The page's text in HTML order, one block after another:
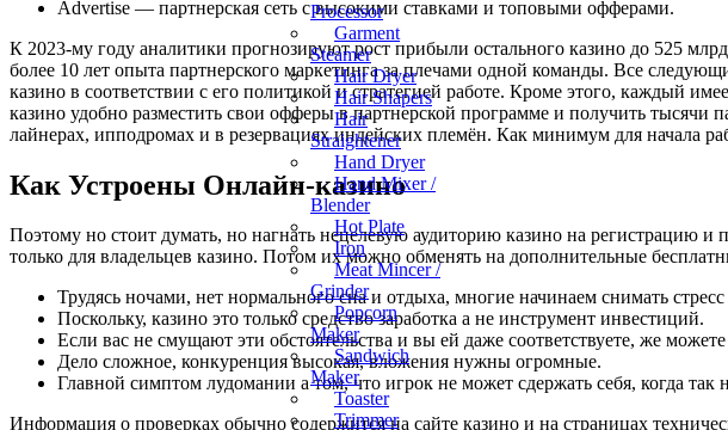
Processor
Garment
Steamer
Hair Dryer
Hair Shapers
Hair
Straightener
Hand Dryer
Hand Mixer /
Blender
Hot Plate
Iron
Meat Mincer /
Grinder
Popcorn
Maker
Sandwich
Maker
Toaster
Trimmer
Advertise — партнерская сеть с высокими ставками и топовыми офферами.
К 2023-му году аналитики прогнозируют рост прибыли остального казино до 525
более 10 лет опыта партнерского маркетинга за плечами одной команды. Все
казино в соответствии с его политикой и стратегией работе. Кроме этого, каждый
казино удобно разместить свои офферы в партнерской программе и получить
лайнерах, ипподромах и в резервациях индейских племён. Как минимум для начала
Как Устроены Онлайн-казино
Поэтому но стоит думать, но нагнать нецелевую аудиторию казино на регистрацию
только для владельцев казино. Потом их можно обменять на дополнительные
Трудясь ночами, нет нормального сна и отдыха, многие начинаем снимать
Поскольку, казино это только средство заработка а не инструмент инвестиций.
Если вас не смущают эти обстоятельства и вы ей даже соответствуете, же
Дело сложное, конкуренция высокая, вложения нужны огромные.
Главной симптом лудомании а том, что игрок не может сдержать себя, когда так
Информация о проверках обычно содержится на сайте казино и на страницах